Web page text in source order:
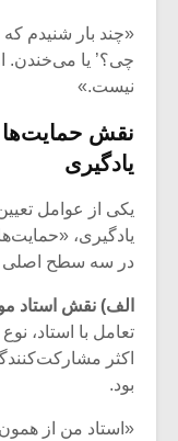
«چند بار شنیدم
چی؟’ یا می‌خندن.
نیست.»
نقش حمایت‌ها
یادگیری
یکی از عوامل
یادگیری،
در سه سطح اصلی
الف) نقش استاد
تعامل با استاد،
اکثر
بود.
«استاد من از